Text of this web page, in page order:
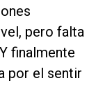
pero falta
finalmente
por el sentir